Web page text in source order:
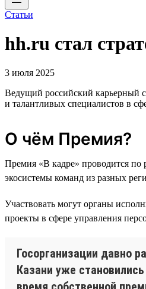
Статьи
hh.ru стал
3 июля 2025
Ведущий российский карьерный
и талантливых специалистов в
О чём Премия?
Премия «В кадре» проводится
экосистемы команд из разных
Участвовать могут органы
проекты в сфере управления
Госорганизации давно
Казани уже